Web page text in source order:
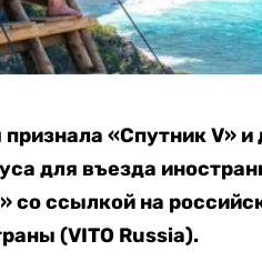
«Спутник V»
для въезда
со ссылкой на
(VITO Russia).